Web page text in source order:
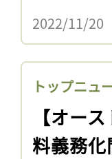
2022/11/20
トップニュ
【オー
料義務